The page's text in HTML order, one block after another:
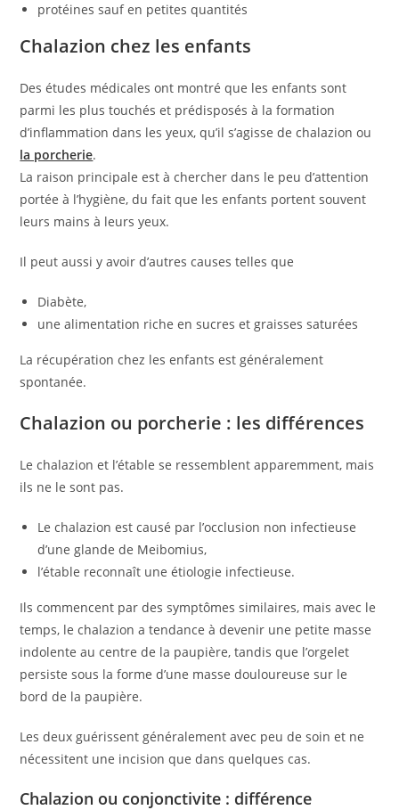
protéines sauf en petites quantités
Chalazion chez les enfants
Des études médicales ont montré que les enfants sont
parmi les plus touchés et prédisposés à la formation
d’inflammation dans les yeux, qu’il s’agisse de chalazion ou
la porcherie.
La raison principale est à chercher dans le peu d’attention
portée à l’hygiène, du fait que les enfants portent souvent
leurs mains à leurs yeux.
Il peut aussi y avoir d’autres causes telles que
Diabète,
une alimentation riche en sucres et graisses saturées
La récupération chez les enfants est généralement
spontanée.
Chalazion ou porcherie : les différences
Le chalazion et l’étable se ressemblent apparemment, mais
ils ne le sont pas.
Le chalazion est causé par l’occlusion non infectieuse
d’une glande de Meibomius,
l’étable reconnaît une étiologie infectieuse.
Ils commencent par des symptômes similaires, mais avec le
temps, le chalazion a tendance à devenir une petite masse
indolente au centre de la paupière, tandis que l’orgelet
persiste sous la forme d’une masse douloureuse sur le
bord de la paupière.
Les deux guérissent généralement avec peu de soin et ne
nécessitent une incision que dans quelques cas.
Chalazion ou conjonctivite : différence